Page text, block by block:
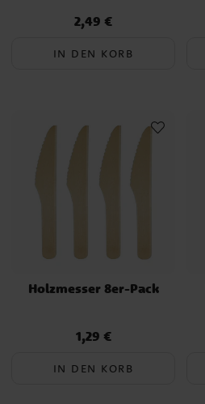
Preis:2,49 €
2,49 €
IN DEN KORB
Holzmesser 8er-Pack
Preis:1,29 €
1,29 €
IN DEN KORB